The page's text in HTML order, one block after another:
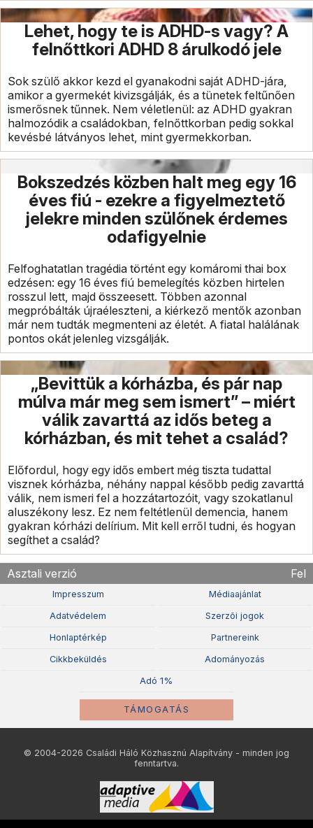
Lehet, hogy te is ADHD-s vagy? A
felnőttkori ADHD 8 árulkodó jele
Sok szülő akkor kezd el gyanakodni saját ADHD-jára,
amikor a gyermekét kivizsgálják, és a tünetek feltűnően
ismerősnek tűnnek. Nem véletlenül: az ADHD gyakran
halmozódik a családokban, felnőttkorban pedig sokkal
kevésbé látványos lehet, mint gyermekkorban.
Bokszedzés közben halt meg egy 16
éves fiú - ezekre a figyelmeztető
jelekre minden szülőnek érdemes
odafigyelnie
Felfoghatatlan tragédia történt egy komáromi thai box
edzésen: egy 16 éves fiú bemelegítés közben hirtelen
rosszul lett, majd összeesett. Többen azonnal
megpróbálták újraéleszteni, a kiérkező mentők azonban
már nem tudták megmenteni az életét. A fiatal halálának
pontos okát jelenleg vizsgálják.
„Bevittük a kórházba, és pár nap
múlva már meg sem ismert” – miért
válik zavarttá az idős beteg a
kórházban, és mit tehet a család?
Előfordul, hogy egy idős embert még tiszta tudattal
visznek kórházba, néhány nappal később pedig zavarttá
válik, nem ismeri fel a hozzátartozóit, vagy szokatlanul
aluszékony lesz. Ez nem feltétlenül demencia, hanem
gyakran kórházi delírium. Mit kell erről tudni, és hogyan
segíthet a család?
Asztali verzió Fel
Impresszum Médiaajánlat
Adatvédelem Szerzõi jogok
Honlaptérkép Partnereink
Cikkbeküldés Adományozás
Adó 1%
TÁMOGATÁS
© 2004-2026 Családi Háló Közhasznú Alapítvány - minden jog
fenntartva.